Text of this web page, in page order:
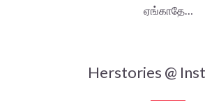
ஏங்காதே…
Herstories @